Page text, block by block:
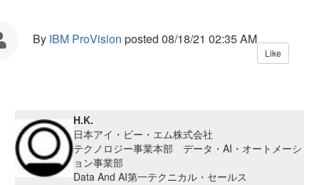
By IBM ProVision posted 08/18/21 02:35 AM
Like
H.K.
日本アイ・ビー・エム株式会社
テクノロジー事業本部 データ・ AI ・オートメーシ
ョン事業部
Data And AI第一テクニカル・セールス